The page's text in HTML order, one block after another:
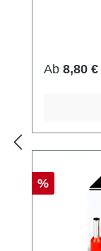
Regulärer
Ab 8,80 €
Rabatt
%